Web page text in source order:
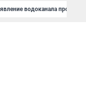
водоканала про